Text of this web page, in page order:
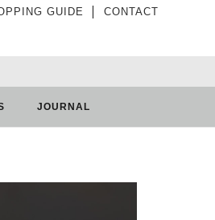
GUIDE CONTACT
JOURNAL